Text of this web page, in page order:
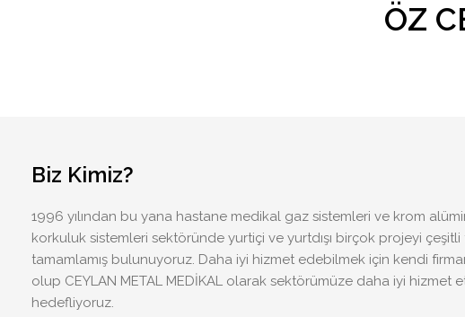
ÖZ
Biz Kimiz?
1996 yılından bu yana hastane medikal gaz sistemleri ve krom
korkuluk sistemleri sektöründe yurtiçi ve yurtdışı birçok projeyi
tamamlamış bulunuyoruz. Daha iyi hizmet edebilmek için kendi
olup CEYLAN METAL MEDİKAL olarak sektörümüze daha iyi hizmet
hedefliyoruz.